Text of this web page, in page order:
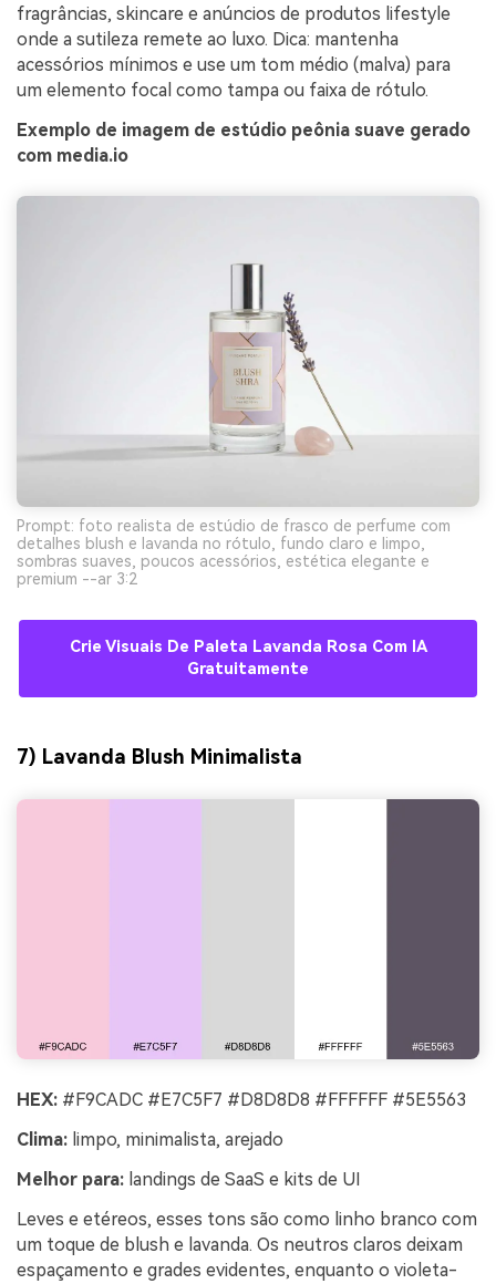
fragrâncias, skincare e anúncios de produtos lifestyle
onde a sutileza remete ao luxo. Dica: mantenha
acessórios mínimos e use um tom médio (malva) para
um elemento focal como tampa ou faixa de rótulo.
Exemplo de imagem de estúdio peônia suave gerado
com media.io
Prompt: foto realista de estúdio de frasco de perfume com
detalhes blush e lavanda no rótulo, fundo claro e limpo,
sombras suaves, poucos acessórios, estética elegante e
premium --ar 3:2
Crie Visuais De Paleta Lavanda Rosa Com IA
Gratuitamente
7) Lavanda Blush Minimalista
HEX: #F9CADC #E7C5F7 #D8D8D8 #FFFFFF #5E5563
Clima: limpo, minimalista, arejado
Melhor para: landings de SaaS e kits de UI
Leves e etéreos, esses tons são como linho branco com
um toque de blush e lavanda. Os neutros claros deixam
espaçamento e grades evidentes, enquanto o violeta-